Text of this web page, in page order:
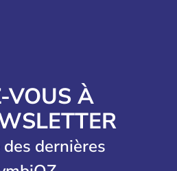
VOUS À
dernières